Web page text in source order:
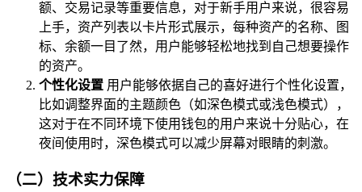
额、交易记录等重要信息，对于新手用户来说，很容易
上手，资产列表以卡片形式展示，每种资产的名称、图
标、余额一目了然，用户能够轻松地找到自己想要操作
的资产。
个性化设置 用户能够依据自己的喜好进行个性化设置，
比如调整界面的主题颜色（如深色模式或浅色模式），
这对于在不同环境下使用钱包的用户来说十分贴心，在
夜间使用时，深色模式可以减少屏幕对眼睛的刺激。
（二）技术实力保障